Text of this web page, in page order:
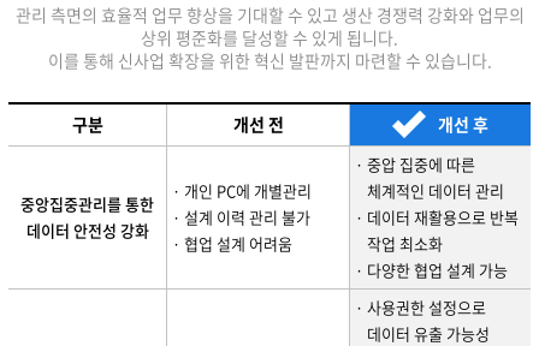
관리 측면의 효율적 업무 향상을 기대할 수 있고 생산 경쟁력 강화와 업무의
상위 평준화를 달성할 수 있게 됩니다.
이를 통해 신사업 확장을 위한 혁신 발판까지 마련할 수 있습니다.
구분 개선 전 개선 후
중앙집중관리를 통한
데이터 안전성 강화
· 개인 PC에 개별관리
· 설계 이력 관리 불가
· 협업 설계 어려움
· 중압 집중에 따른
체계적인 데이터 관리
· 데이터 재활용으로 반복
작업 최소화
· 다양한 협업 설계 가능
· 사용권한 설정으로
데이터 유출 가능성